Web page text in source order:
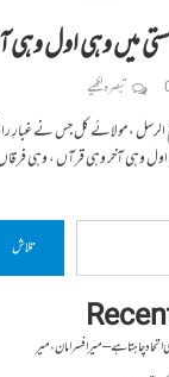
میں وہی اول
تبصرہ لکھیے
، مولائے کل جس نے غبارِ
وہی آخر وہی قرآں ، وہی
تلاش
چاہتا ہے – میر افسر امان،میر